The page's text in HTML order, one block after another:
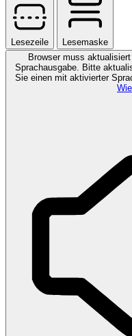
Lesezeile
Lesemaske
Browser muss
Sprachausgabe. Bitte
Sie einen mit aktivierter